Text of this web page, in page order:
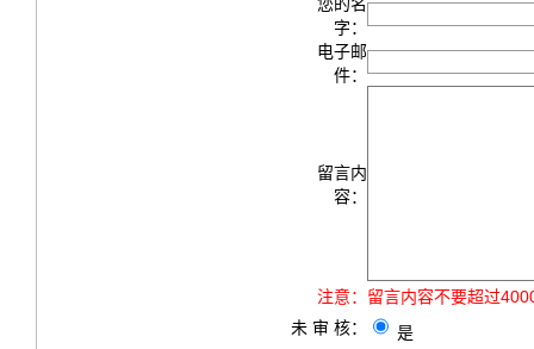
字：
电子邮
件：
留言内
容：
注意： 留言内容不要超过
未 审 核：
是